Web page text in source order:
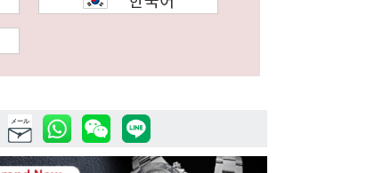
メール